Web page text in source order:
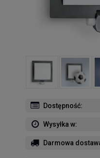
Dostępność:
Wysyłka w:
Darmowa